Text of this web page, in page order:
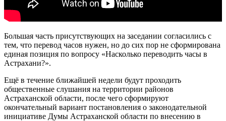
Большая часть присутствующих на заседании согласились с
тем, что перевод часов нужен, но до сих пор не сформирована
единая позиция по вопросу «Насколько переводить часы в
Астрахани?».
Ещё в течение ближайшей недели будут проходить
общественные слушания на территории районов
Астраханской области, после чего сформируют
окончательный вариант постановления о законодательной
инициативе Думы Астраханской области по внесению в